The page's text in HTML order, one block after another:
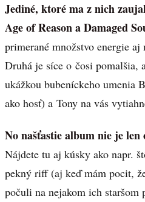
Jediné, ktoré ma z nich
Age of Reason a Damaged
primerané množstvo energie
Druhá je síce o čosi pomalšia,
ukážkou bubeníckeho umenia
ako hosť) a Tony na vás
No našťastie album nie je
Nájdete tu aj kúsky ako napr.
pekný riff (aj keď mám pocit,
počuli na nejakom ich staršom